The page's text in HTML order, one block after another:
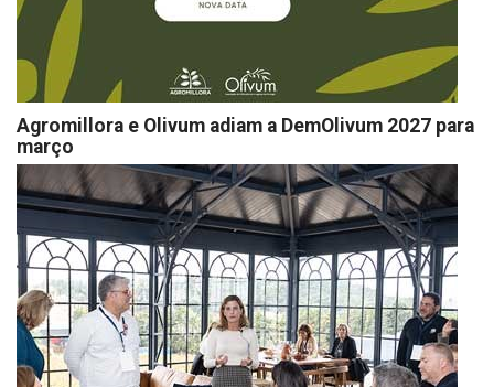
Agromillora e Olivum adiam a DemOlivum 2027 para
março